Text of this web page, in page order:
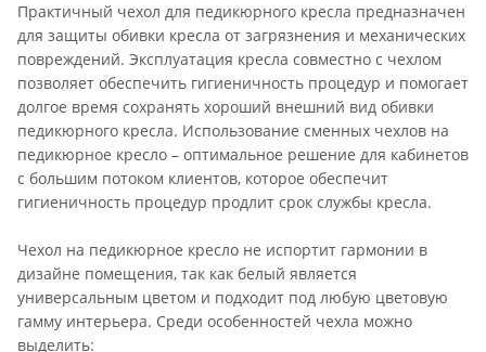
Практичный чехол для педикюрного кресла предназначен
для защиты обивки кресла от загрязнения и механических
повреждений. Эксплуатация кресла совместно с чехлом
позволяет обеспечить гигиеничность процедур и помогает
долгое время сохранять хороший внешний вид обивки
педикюрного кресла. Использование сменных чехлов на
педикюрное кресло – оптимальное решение для кабинетов
с большим потоком клиентов, которое обеспечит
гигиеничность процедур продлит срок службы кресла.
Чехол на педикюрное кресло не испортит гармонии в
дизайне помещения, так как белый является
универсальным цветом и подходит под любую цветовую
гамму интерьера. Среди особенностей чехла можно
выделить: